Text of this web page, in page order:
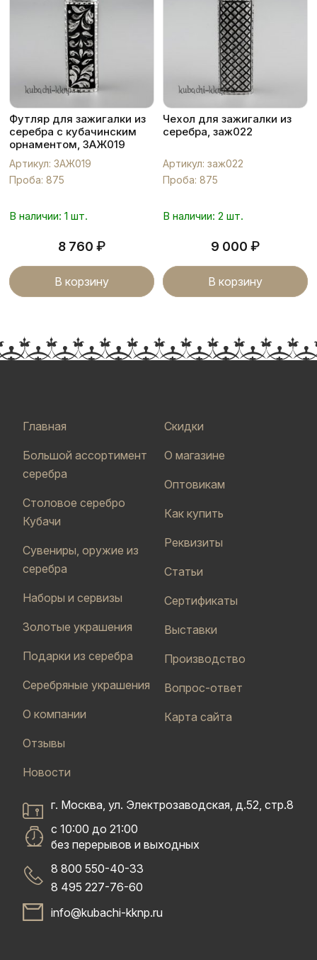
Футляр для зажигалки из
серебра с кубачинским
орнаментом, ЗАЖ019
Артикул: ЗАЖ019
Проба: 875
В наличии: 1 шт.
8 760 ₽
В корзину
Чехол для зажигалки из
серебра, заж022
Артикул: заж022
Проба: 875
В наличии: 2 шт.
9 000 ₽
В корзину
Главная
Большой ассортимент
серебра
Столовое серебро
Кубачи
Сувениры, оружие из
серебра
Наборы и сервизы
Золотые украшения
Подарки из серебра
Серебряные украшения
О компании
Отзывы
Новости
Скидки
О магазине
Оптовикам
Как купить
Реквизиты
Статьи
Сертификаты
Выставки
Производство
Вопрос-ответ
Карта сайта
г. Москва, ул. Электрозаводская, д.52, стр.8
с 10:00 до 21:00
без перерывов и выходных
8 800 550-40-33
8 495 227-76-60
info@kubachi-kknp.ru